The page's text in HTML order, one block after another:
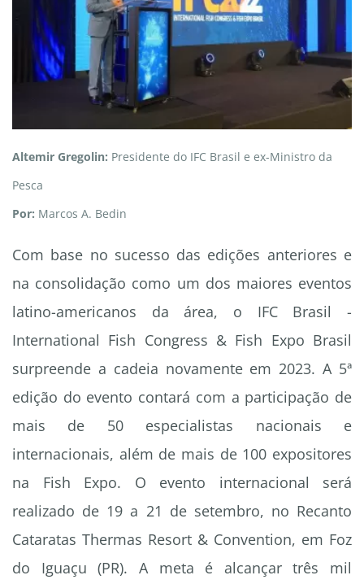
Altemir Gregolin: Presidente do IFC Brasil e ex-Ministro da
Pesca
Por: Marcos A. Bedin
Com base no sucesso das edições anteriores e
na consolidação como um dos maiores eventos
latino-americanos da área, o IFC Brasil -
International Fish Congress & Fish Expo Brasil
surpreende a cadeia novamente em 2023. A 5ª
edição do evento contará com a participação de
mais de 50 especialistas nacionais e
internacionais, além de mais de 100 expositores
na Fish Expo. O evento internacional será
realizado de 19 a 21 de setembro, no Recanto
Cataratas Thermas Resort & Convention, em Foz
do Iguaçu (PR). A meta é alcançar três mil